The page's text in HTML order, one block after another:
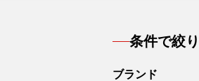
条件で絞
ブランド